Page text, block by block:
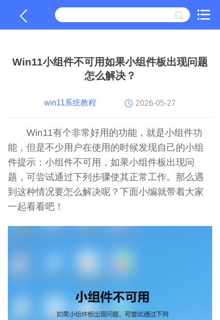
Win11小组件不可用如果小组件板出现问题
怎么解决？
win11系统教程 2026-05-27
Win11有个非常好用的功能，就是小组件功
能，但是不少用户在使用的时候发现自己的小组
件提示：小组件不可用，如果小组件板出现问
题，可尝试通过下列步骤使其正常工作。那么遇
到这种情况要怎么解决呢？下面小编就带着大家
一起看看吧！